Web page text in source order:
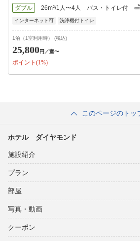
ダブル 26m²/1人〜4人 バス・トイレ付
インターネット可 洗浄機付トイレ
1泊（1室利用時） (税込)
25,800円 ／室〜
ポイント(1%)
このページのトッ
ホテル ダイヤモンド
施設紹介
プラン
部屋
写真・動画
クーポン